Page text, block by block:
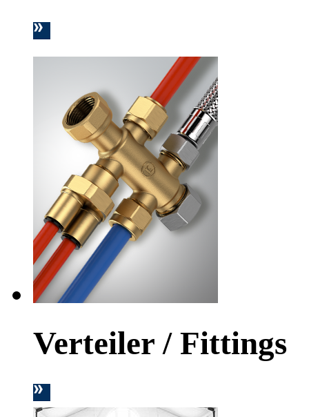
Verteiler / Fittings